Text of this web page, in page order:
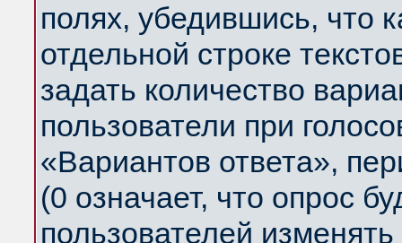
полях, убедившись, что
отдельной строке
задать количество
пользователи при
«Вариантов ответа»,
(0 означает, что опрос
пользователей